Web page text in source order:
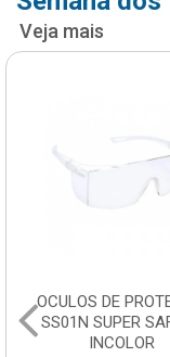
Veja mais
OCULOS DE
SS01N SUPER
INCOLOR